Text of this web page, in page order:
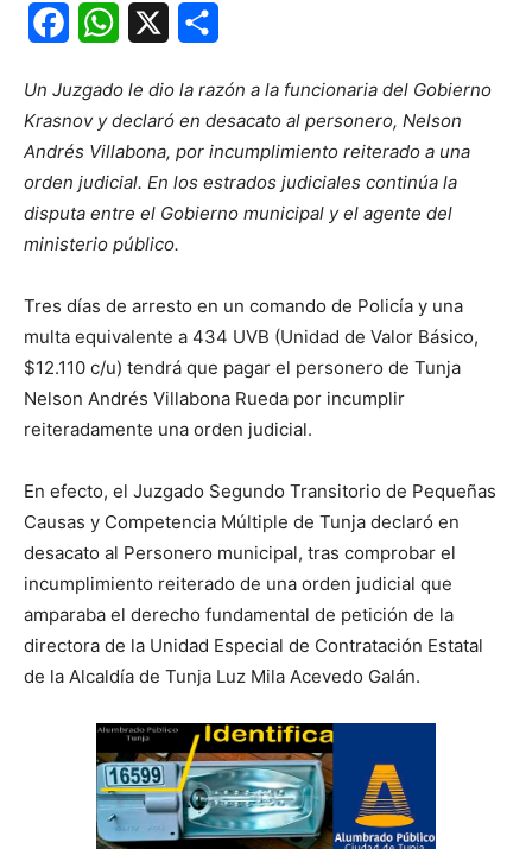
FacebookWhatsApp
Un Juzgado le dio la razón a la funcionaria del Gobierno
Krasnov y declaró en desacato al personero, Nelson
Andrés Villabona, por incumplimiento reiterado a una
orden judicial. En los estrados judiciales continúa la
disputa entre el Gobierno municipal y el agente del
ministerio público.
Tres días de arresto en un comando de Policía y una
multa equivalente a 434 UVB (Unidad de Valor Básico,
$12.110 c/u) tendrá que pagar el personero de Tunja
Nelson Andrés Villabona Rueda por incumplir
reiteradamente una orden judicial.
En efecto, el Juzgado Segundo Transitorio de Pequeñas
Causas y Competencia Múltiple de Tunja declaró en
desacato al Personero municipal, tras comprobar el
incumplimiento reiterado de una orden judicial que
amparaba el derecho fundamental de petición de la
directora de la Unidad Especial de Contratación Estatal
de la Alcaldía de Tunja Luz Mila Acevedo Galán.